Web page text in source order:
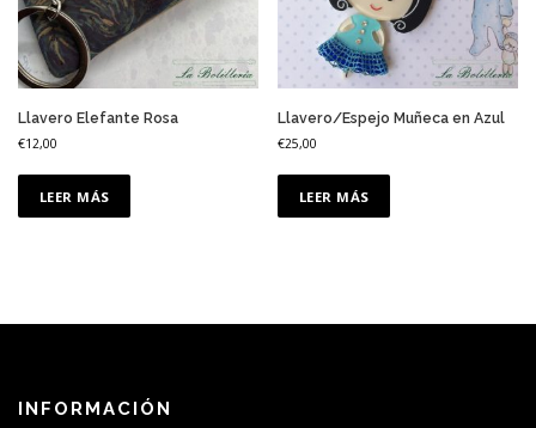
Llavero Elefante Rosa
€12,00
LEER MÁS
Llavero/Espejo Muñeca en Azul
€25,00
LEER MÁS
INFORMACIÓN